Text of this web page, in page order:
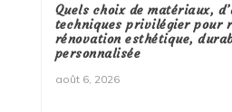
Quels choix de matériaux,
techniques privilégier pour
rénovation esthétique,
personnalisée
août 6, 2026